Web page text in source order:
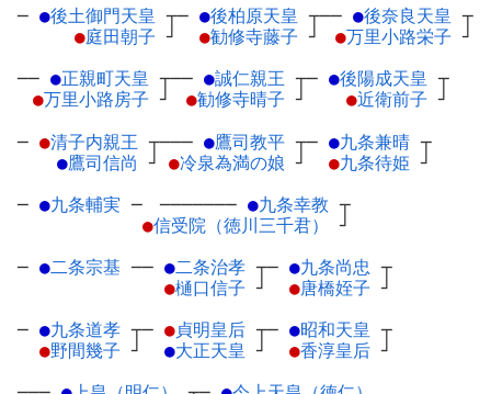
─ ●後土御門天皇 ┬
●庭田朝子 ┘
─ ●後柏原天皇 ┬
●勧修寺藤子 ┘
── ●後奈良天皇 ┬
●万里小路栄子 ┘
── ●正親町天皇 ┬
●万里小路房子 ┘
── ●誠仁親王 ┬
●勧修寺晴子 ┘
─ ●後陽成天皇 ┬
●近衛前子 ┘
─ ●清子内親王 ┬
●鷹司信尚 ┘
─── ●鷹司教平 ┬
●冷泉為満の娘 ┘
─ ●九条兼晴 ┬
●九条待姫 ┘
─ ●九条輔実 ─ ─────── ●九条幸教 ┬
●信受院（徳川三千君） ┘
─ ●二条宗基 ── ●二条治孝 ┬
●樋口信子 ┘
─ ●九条尚忠 ┬
●唐橋姪子 ┘
─ ●九条道孝 ┬
●野間幾子 ┘
─ ●貞明皇后 ┬
●大正天皇 ┘
─ ●昭和天皇 ┬
●香淳皇后 ┘